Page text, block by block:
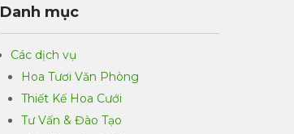
Danh mục
Các dịch vụ
Hoa Tươi Văn Phòng
Thiết Kế Hoa Cưới
Tư Vấn & Đào Tạo